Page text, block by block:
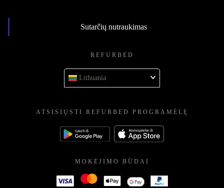
Sutarčių nutraukimas
REFURBED
Lithuania
ATSISIŲSTI REFURBED PROGRAMĖLĘ
MOKĖJIMO BŪDAI